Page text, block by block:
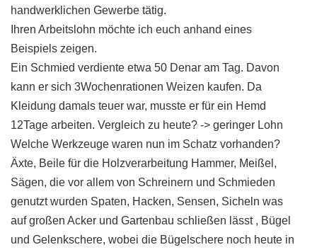
handwerklichen Gewerbe tätig.
Ihren Arbeitslohn möchte ich euch anhand eines
Beispiels zeigen.
Ein Schmied verdiente etwa 50 Denar am Tag. Davon
kann er sich 3Wochenrationen Weizen kaufen. Da
Kleidung damals teuer war, musste er für ein Hemd
12Tage arbeiten. Vergleich zu heute? -> geringer Lohn
Welche Werkzeuge waren nun im Schatz vorhanden?
Äxte, Beile für die Holzverarbeitung Hammer, Meißel,
Sägen, die vor allem von Schreinern und Schmieden
genutzt wurden Spaten, Hacken, Sensen, Sicheln was
auf großen Acker und Gartenbau schließen lässt , Bügel
und Gelenkschere, wobei die Bügelschere noch heute in